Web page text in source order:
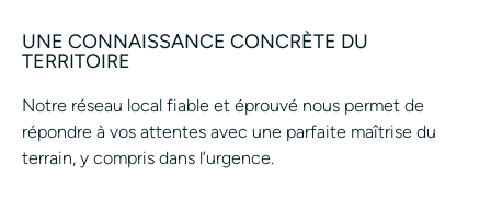
UNE CONNAISSANCE CONCRÈTE DU
TERRITOIRE
Notre réseau local fiable et éprouvé nous permet de
répondre à vos attentes avec une parfaite maîtrise du
terrain, y compris dans l’urgence.